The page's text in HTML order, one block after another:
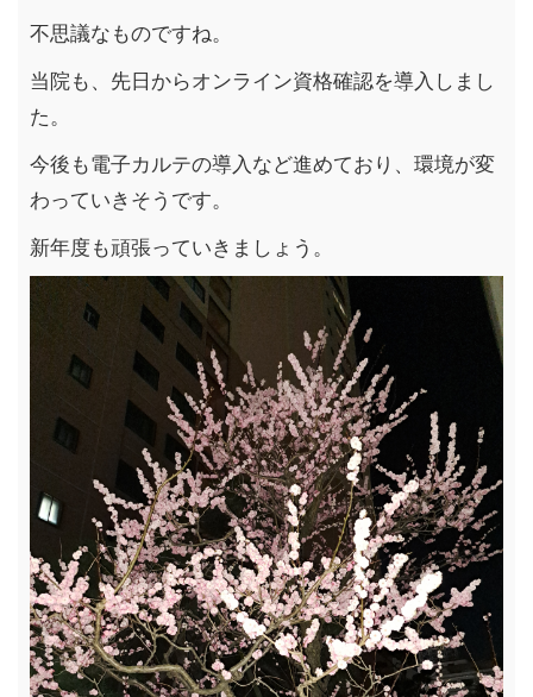
不思議なものですね。
当院も、先日からオンライン資格確認を導入しまし
た。
今後も電子カルテの導入など進めており、環境が変
わっていきそうです。
新年度も頑張っていきましょう。